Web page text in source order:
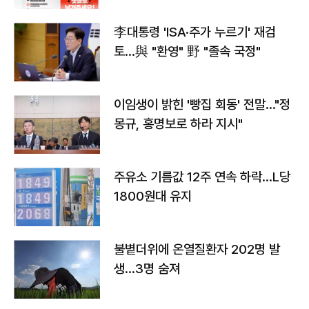
李대통령 'ISA·주가 누르기' 재검
토…與 "환영" 野 "졸속 국정"
이임생이 밝힌 '빵집 회동' 전말…"정
몽규, 홍명보로 하라 지시"
주유소 기름값 12주 연속 하락…L당
1800원대 유지
불볕더위에 온열질환자 202명 발
생…3명 숨져